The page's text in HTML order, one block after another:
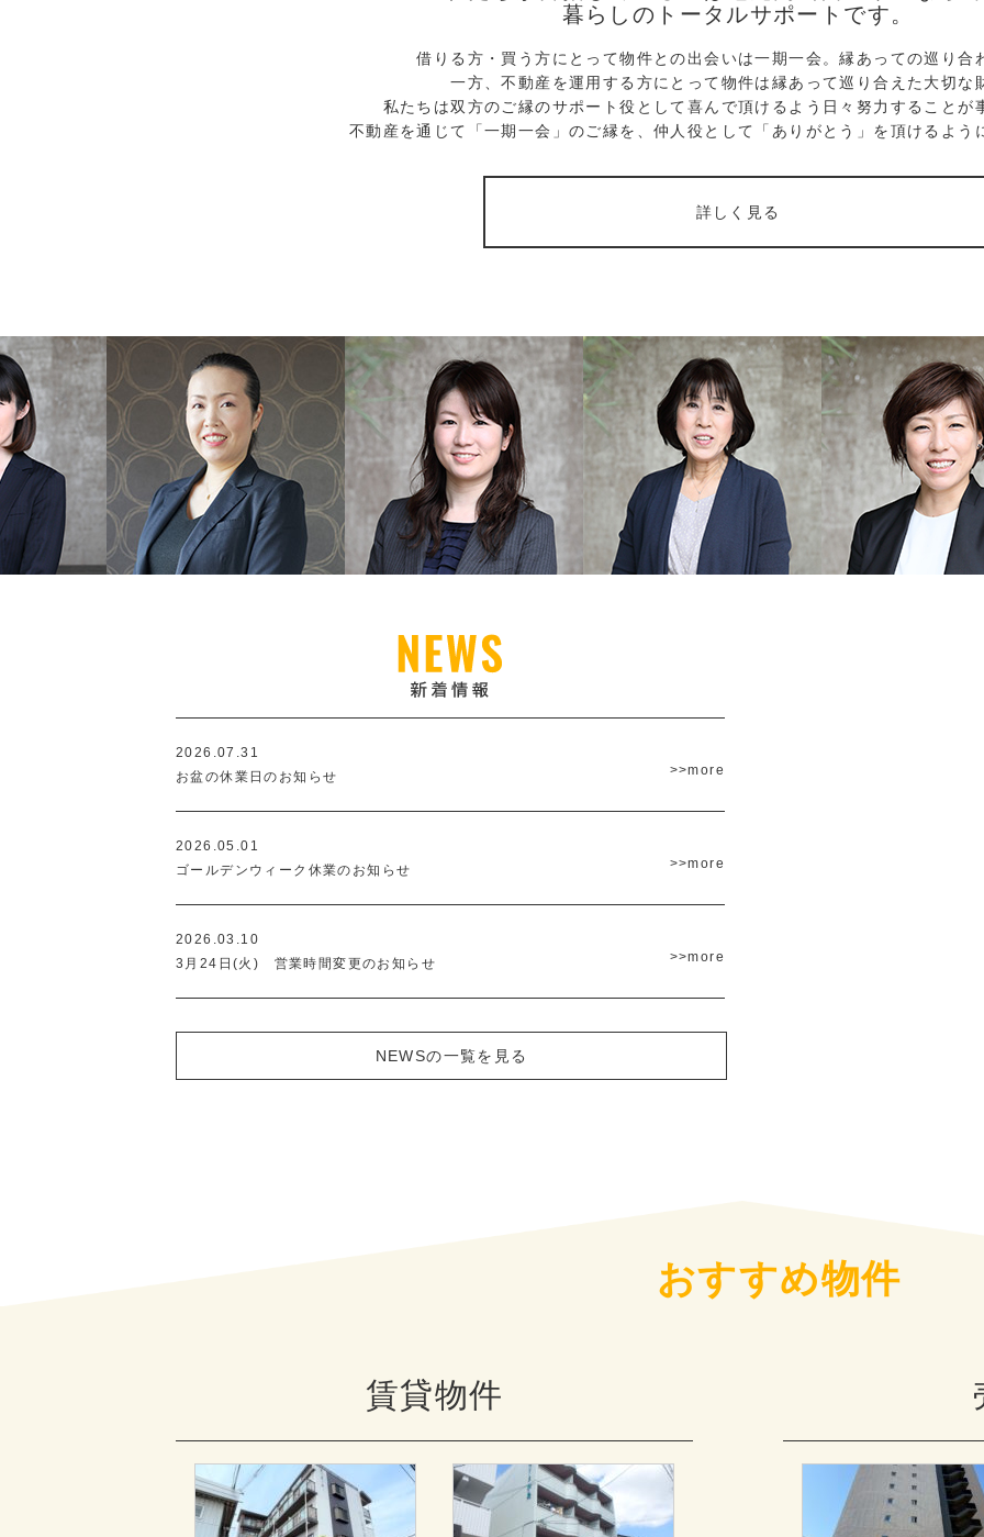
暮らしのトータルサポートです。
借りる方・買う方にとって物件との出会いは一期一会。縁あっての巡り合
一方、不動産を運用する方にとって物件は縁あって巡り合えた大切な
私たちは双方のご縁のサポート役として喜んで頂けるよう日々努力することが
不動産を通じて「一期一会」のご縁を、仲人役として「ありがとう」を頂けるよう
詳しく見る
2026.07.31
お盆の休業日のお知らせ
>>more
2026.05.01
ゴールデンウィーク休業のお知らせ
>>more
2026.03.10
3月24日(火) 営業時間変更のお知らせ
>>more
NEWSの一覧を見る
おすすめ物件
賃貸物件